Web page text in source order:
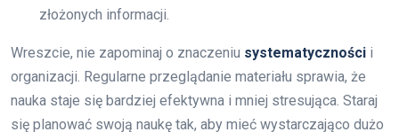
złożonych informacji.
Wreszcie, nie zapominaj o znaczeniu systematyczności i
organizacji. Regularne przeglądanie materiału sprawia, że
nauka staje się bardziej efektywna i mniej stresująca. Staraj
się planować swoją naukę tak, aby mieć wystarczająco dużo